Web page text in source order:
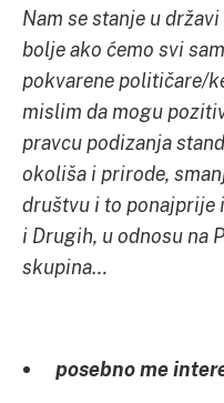
Nam se stanje u
bolje ako ćemo svi
pokvarene političare/
mislim da mogu
pravcu podizanja
okoliša i prirode,
društvu i to ponajprije
i Drugih, u odnosu na
skupina…
posebno me